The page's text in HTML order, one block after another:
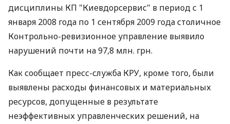
дисциплины КП "Киевдорсервис" в период с 1
января 2008 года по 1 сентября 2009 года столичное
Контрольно-ревизионное управление выявило
нарушений почти на 97,8 млн. грн.
Как сообщает пресс-служба КРУ, кроме того, были
выявлены расходы финансовых и материальных
ресурсов, допущенные в результате
неэффективных управленческих решений, на